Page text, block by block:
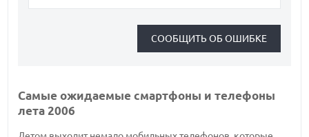
Самые ожидаемые смартфоны и телефоны
лета 2006